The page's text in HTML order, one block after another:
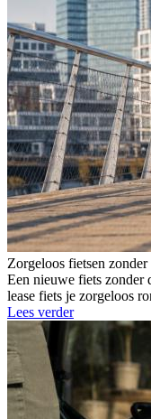
Zorgeloos fietsen
Een nieuwe fiets zonder
lease fiets je zorgeloos
Lees verder